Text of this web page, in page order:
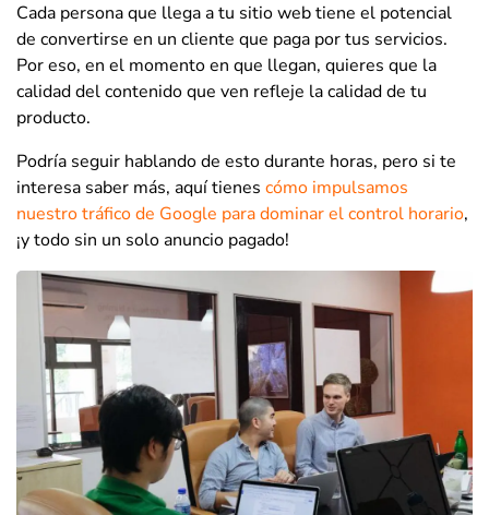
Cada persona que llega a tu sitio web tiene el potencial
de convertirse en un cliente que paga por tus servicios.
Por eso, en el momento en que llegan, quieres que la
calidad del contenido que ven refleje la calidad de tu
producto.
Podría seguir hablando de esto durante horas, pero si te
interesa saber más, aquí tienes cómo impulsamos
nuestro tráfico de Google para dominar el control horario,
¡y todo sin un solo anuncio pagado!